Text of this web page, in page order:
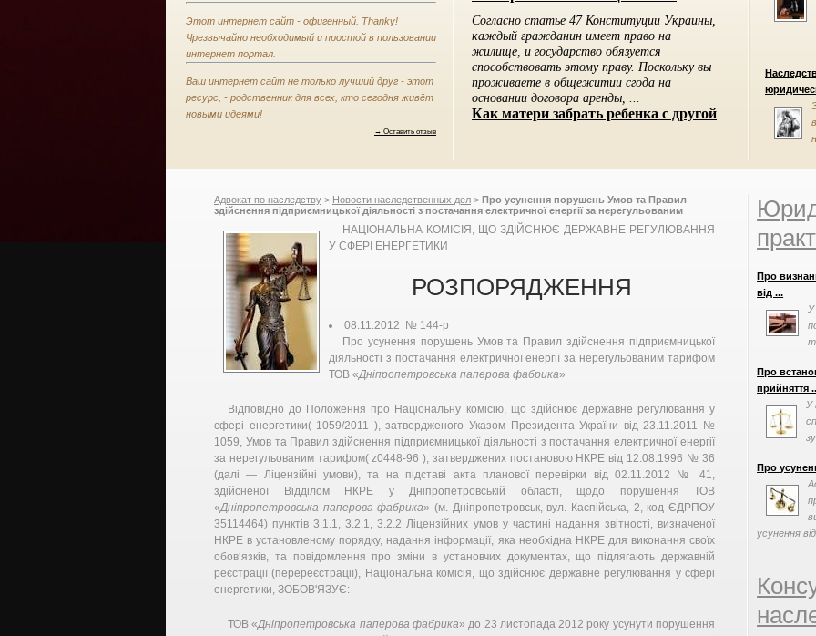
Этот интернет сайт - офигенный. Thanky!
Чрезвычайно необходимый и простой в пользовании
интернет портал.
Ваш интернет сайт не только лучший друг - этот
ресурс, - родственник для всех, кто сегодня живёт
новыми идеями!
→ Оставить отзыв
Адвокат по наследству > Новости наследственных дел > Про усунення порушень Умов та Правил
здійснення підприємницької діяльності з постачання електричної енергії за нерегульованим
тарифом ТОВ «Дніпропетровська паперова фабрика», Національна комісія, що здійснює
державне регулювання у сфері енергетикиНАЦІОНАЛЬНА КОМІСІЯ, ЩО ЗДІЙСНЮЄ ДЕРЖАВНЕ РЕГУЛЮВАННЯ
У СФЕРІ ЕНЕРГЕТИКИ
РОЗПОРЯДЖЕННЯ
08.11.2012 № 144-р
Про усунення порушень Умов та Правил здійснення підприємницької
діяльності з постачання електричної енергії за нерегульованим тарифом
ТОВ «Дніпропетровська паперова фабрика»
Відповідно до Положення про Національну комісію, що здійснює державне регулювання у
сфері енергетики( 1059/2011 ), затвердженого Указом Президента України від 23.11.2011 №
1059, Умов та Правил здійснення підприємницької діяльності з постачання електричної енергії
за нерегульованим тарифом( z0448-96 ), затверджених постановою НКРЕ від 12.08.1996 № 36
(далі — Ліцензійні умови), та на підставі акта планової перевірки від 02.11.2012 № 41,
здійсненої Відділом НКРЕ у Дніпропетровській області, щодо порушення ТОВ
«Дніпропетровська паперова фабрика» (м. Дніпропетровськ, вул. Каспійська, 2, код ЄДРПОУ
35114464) пунктів 3.1.1, 3.2.1, 3.2.2 Ліцензійних умов у частині надання звітності, визначеної
НКРЕ в установленому порядку, надання інформації, яка необхідна НКРЕ для виконання своїх
обов‘язків, та повідомлення про зміни в установчих документах, що підлягають державній
реєстрації (перереєстрації), Національна комісія, що здійснює державне регулювання у сфері
енергетики, ЗОБОВ'ЯЗУЄ:
ТОВ «Дніпропетровська паперова фабрика» до 23 листопада 2012 року усунути порушення
Про
від ...
У
Про
прийняття
У
спадкоємці
Про
усунення